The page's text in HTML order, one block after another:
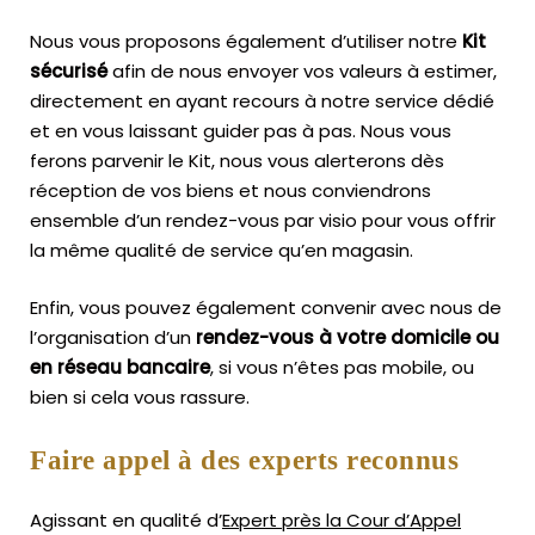
Nous vous proposons également d’utiliser notre Kit
sécuriséafin de nous envoyer vos valeurs à estimer,
directement en ayant recours à notre service dédié
et en vous laissant guider pas à pas. Nous vous
ferons parvenir le Kit, nous vous alerterons dès
réception de vos biens et nous conviendrons
ensemble d’un rendez-vous par visio pour vous offrir
la même qualité de service qu’en magasin.
Enfin, vous pouvez également convenir avec nous de
l’organisation d’un rendez-vous à votre domicile ou
en réseau bancaire, si vous n’êtes pas mobile, ou
bien si cela vous rassure.
Faire appel à des experts reconnus
Agissant en qualité d’Expert près la Cour d’Appel